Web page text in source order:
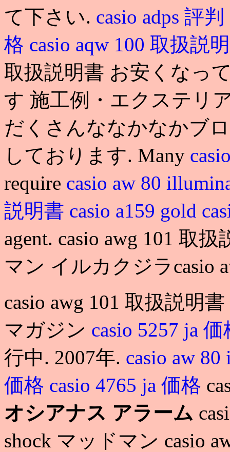
て下さい. casio adps 評判
格 casio aqw 100 取扱説
取扱説明書 お安くなっ
す 施工例・エクステリ
だくさんななかなかブ
しております. Many
require casio aw 80
説明書 casio a159 gold
agent. casio awg 101 取
マン イルカクジラcasio
casio awg 101 取扱説明書
マガジン casio 5257 ja 価
行中. 2007年. casio aw
価格 casio 4765 ja 価格
オシアナス アラーム
shock マッドマン casio